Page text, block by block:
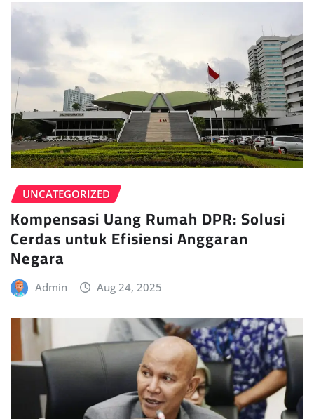
UNCATEGORIZED
Kompensasi Uang Rumah DPR: Solusi
Cerdas untuk Efisiensi Anggaran
Negara
Admin Aug 24, 2025